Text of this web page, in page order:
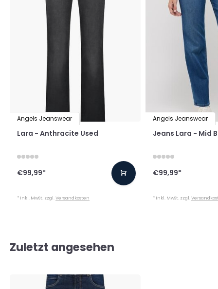
Angels Jeanswear
Lara - Anthracite Used
€99,99*
* Inkl. MwSt. zzgl.Versandkosten
Angels Jeanswear
Jeans Lara - Mid
€99,99*
* Inkl. MwSt. zzgl.
Zuletzt angesehen